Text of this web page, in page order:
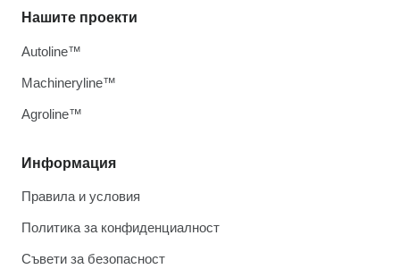
Информация
Правила и условия
Политика за конфиденциалност
Съвети за безопасност
Нашите проекти
Autoline™
Machineryline™
Agroline™